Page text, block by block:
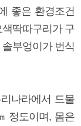
좋은 환경조건
딱따구리가 구
부엉이가 번식
나라에서 드물
정도이며, 몸은